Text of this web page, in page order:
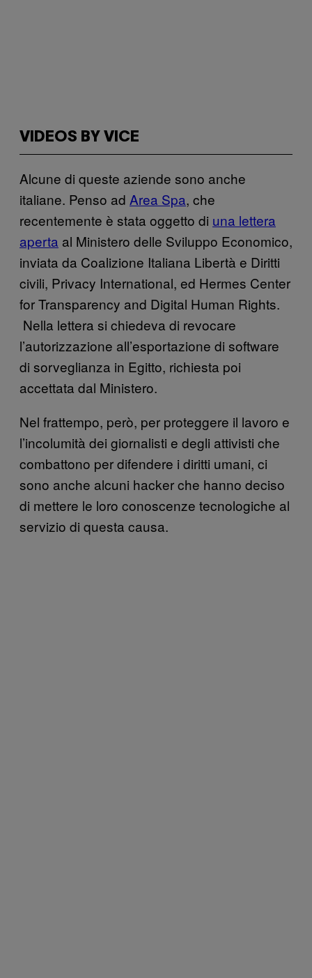
VIDEOS BY VICE
Alcune di queste aziende sono anche
italiane. Penso ad Area Spa, che
recentemente è stata oggetto di una lettera
aperta al Ministero delle Sviluppo Economico,
inviata da Coalizione Italiana Libertà e Diritti
civili, Privacy International, ed Hermes Center
for Transparency and Digital Human Rights.
Nella lettera si chiedeva di revocare
l’autorizzazione all’esportazione di software
di sorveglianza in Egitto, richiesta poi
accettata dal Ministero.
Nel frattempo, però, per proteggere il lavoro e
l’incolumità dei giornalisti e degli attivisti che
combattono per difendere i diritti umani, ci
sono anche alcuni hacker che hanno deciso
di mettere le loro conoscenze tecnologiche al
servizio di questa causa.